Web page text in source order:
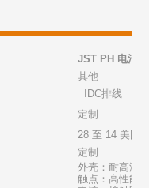
JST PH 电池工
其他
IDC排线
定制
28 至 14 美国线
定制
外壳：耐高温白
触点：高性能铜